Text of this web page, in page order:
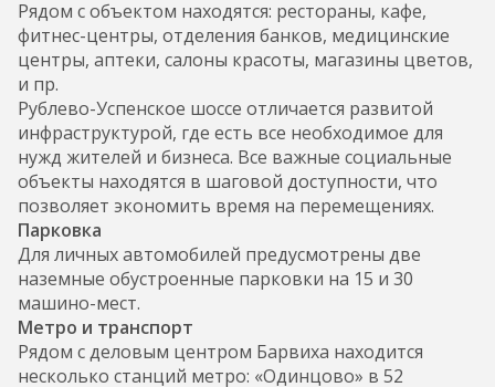
Рядом с объектом находятся: рестораны, кафе,
фитнес-центры, отделения банков, медицинские
центры, аптеки, салоны красоты, магазины цветов,
и пр.
Рублево-Успенское шоссе отличается развитой
инфраструктурой, где есть все необходимое для
нужд жителей и бизнеса. Все важные социальные
объекты находятся в шаговой доступности, что
позволяет экономить время на перемещениях.
Парковка
Для личных автомобилей предусмотрены две
наземные обустроенные парковки на 15 и 30
машино-мест.
Метро и транспорт
Рядом с деловым центром Барвиха находится
несколько станций метро: «Одинцово» в 52